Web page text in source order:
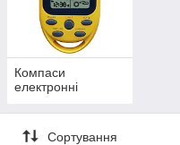
Компаси
електронні
Сортування